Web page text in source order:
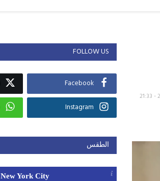
FOLLOW US
Facebook
Instagram
الطقس
New York City